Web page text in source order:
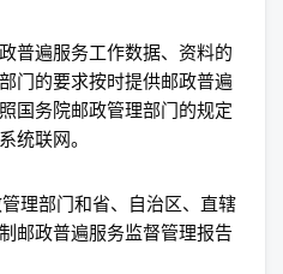
遍服务工作数据、资料的
门的要求按时提供邮政普遍
国务院邮政管理部门的规定
统联网。
理部门和省、自治区、直辖
邮政普遍服务监督管理报告